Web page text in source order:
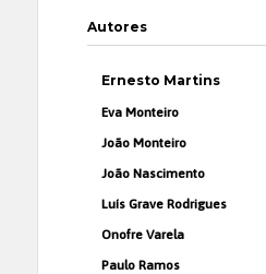
Autores
Ernesto Martins
Eva Monteiro
João Monteiro
João Nascimento
Luís Grave Rodrigues
Onofre Varela
Paulo Ramos